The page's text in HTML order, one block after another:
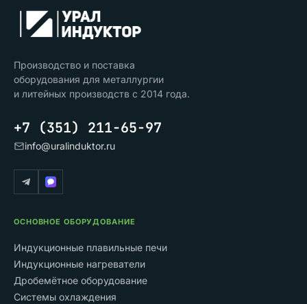
Производство и поставка
оборудования для металлургии
и литейных производств с 2014 года.
+7 (351) 211-65-97
info@uralinduktor.ru
ОСНОВНОЕ ОБОРУДОВАНИЕ
Индукционные плавильные печи
Индукционные нагреватели
Дробемётное оборудование
Системы охлаждения